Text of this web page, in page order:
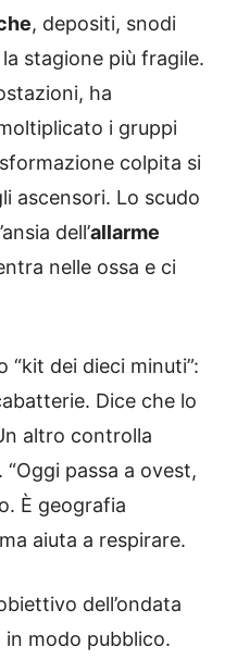
, depositi, snodi
stagione più fragile.
ha
i gruppi
colpita si
ascensori. Lo scudo
dell’allarme
nelle ossa e ci
“kit dei dieci minuti”:
Dice che lo
altro controlla
passa a ovest,
È geografia
aiuta a respirare.
dell’ondata
in modo pubblico.